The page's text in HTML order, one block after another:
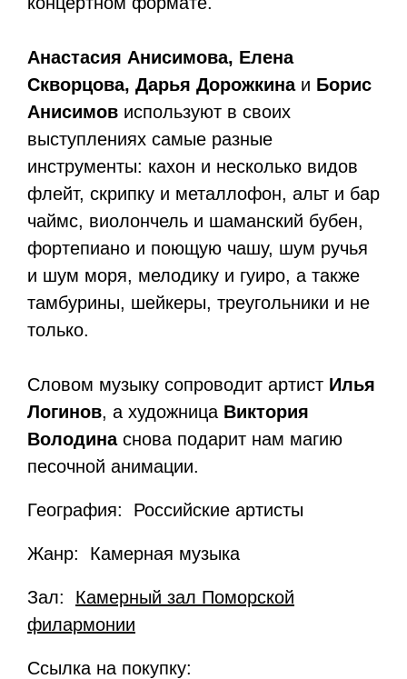
Анастасия Анисимова, Елена
Скворцова, Дарья Дорожкина и Борис
Анисимов используют в своих
выступлениях самые разные
инструменты: кахон и несколько видов
флейт, скрипку и металлофон, альт и бар
чаймс, виолончель и шаманский бубен,
фортепиано и поющую чашу, шум ручья
и шум моря, мелодику и гуиро, а также
тамбурины, шейкеры, треугольники и не
только.
Словом музыку сопроводит артист Илья
Логинов, а художница Виктория
Володинаснова подарит нам магию
песочной анимации.
География: Российские артисты
Жанр: Камерная музыка
Зал: Камерный зал Поморской
филармонии
Ссылка на покупку: